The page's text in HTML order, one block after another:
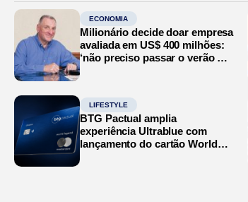
ECONOMIA
Milionário decide doar empresa
avaliada em US$ 400 milhões:
‘não preciso passar o verão no
LIFESTYLE
BTG Pactual amplia
experiência Ultrablue com
lançamento do cartão World